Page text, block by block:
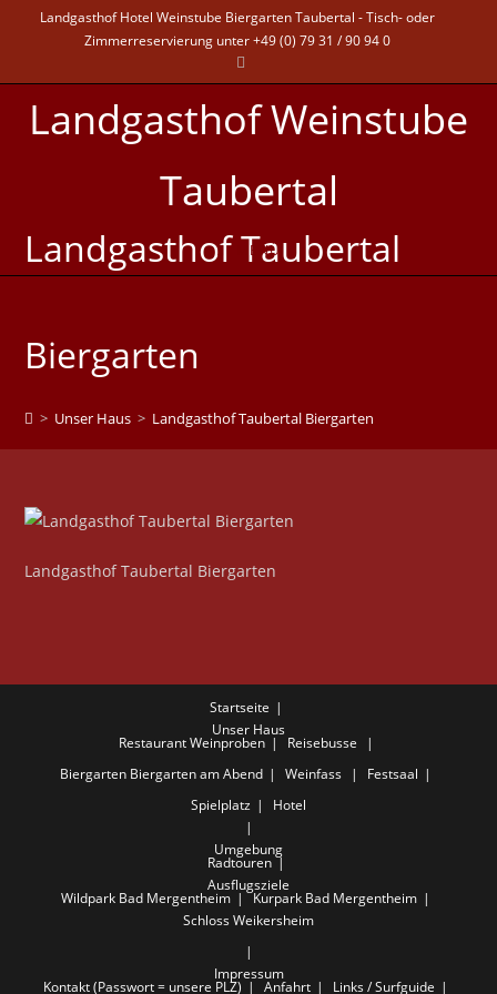
Landgasthof Hotel Weinstube Biergarten Taubertal - Tisch- oder
Zimmerreservierung unter +49 (0) 79 31 / 90 94 0
Landgasthof Weinstube
Taubertal
MENÜ
Landgasthof Taubertal
Biergarten
> Unser Haus > Landgasthof Taubertal Biergarten
Landgasthof Taubertal Biergarten
Startseite
Unser Haus
Restaurant Weinproben
Reisebusse
Biergarten Biergarten am Abend Weinfass
Festsaal
Spielplatz
Hotel
Umgebung
Radtouren
Ausflugsziele
Wildpark Bad Mergentheim
Kurpark Bad Mergentheim
Schloss Weikersheim
Impressum
Kontakt (Passwort = unsere PLZ) Anfahrt Links / Surfguide